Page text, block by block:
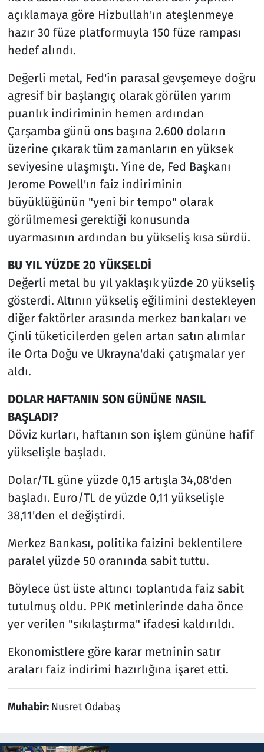
açıklamaya göre Hizbullah'ın ateşlenmeye
hazır 30 füze platformuyla 150 füze rampası
hedef alındı.
Değerli metal, Fed'in parasal gevşemeye doğru
agresif bir başlangıç ​​olarak görülen yarım
puanlık indiriminin hemen ardından
Çarşamba günü ons başına 2.600 doların
üzerine çıkarak tüm zamanların en yüksek
seviyesine ulaşmıştı. Yine de, Fed Başkanı
Jerome Powell'ın faiz indiriminin
büyüklüğünün "yeni bir tempo" olarak
görülmemesi gerektiği konusunda
uyarmasının ardından bu yükseliş kısa sürdü.
BU YIL YÜZDE 20 YÜKSELDİ
Değerli metal bu yıl yaklaşık yüzde 20 yükseliş
gösterdi. Altının yükseliş eğilimini destekleyen
diğer faktörler arasında merkez bankaları ve
Çinli tüketicilerden gelen artan satın alımlar
ile Orta Doğu ve Ukrayna'daki çatışmalar yer
aldı.
DOLAR HAFTANIN SON GÜNÜNE NASIL
BAŞLADI?
Döviz kurları, haftanın son işlem gününe hafif
yükselişle başladı.
Dolar/TL güne yüzde 0,15 artışla 34,08'den
başladı. Euro/TL de yüzde 0,11 yükselişle
38,11'den el değiştirdi.
Merkez Bankası, politika faizini beklentilere
paralel yüzde 50 oranında sabit tuttu.
Böylece üst üste altıncı toplantıda faiz sabit
tutulmuş oldu. PPK metinlerinde daha önce
yer verilen "sıkılaştırma" ifadesi kaldırıldı.
Ekonomistlere göre karar metninin satır
araları faiz indirimi hazırlığına işaret etti.
Muhabir: Nusret Odabaş